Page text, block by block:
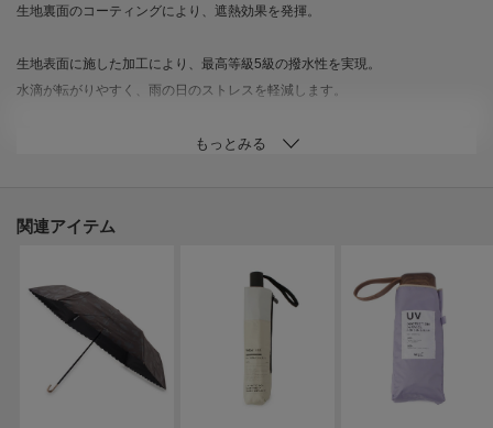
生地裏面のコーティングにより、遮熱効果を発揮。
生地表面に施した加工により、最高等級5級の撥水性を実現。
水滴が転がりやすく、雨の日のストレスを軽減します。
※激しい雨や長時間の雨傘としてのご使用は、雨漏りや生地に水がしみ込む
み込むことがありますのでご注意ください。
手開き（イージーオープン）仕様。ポキポキ折らずにスムーズに開閉できま
ご使用になる前に製品に付属しているご使用上の注意をお読みください。
関連アイテム